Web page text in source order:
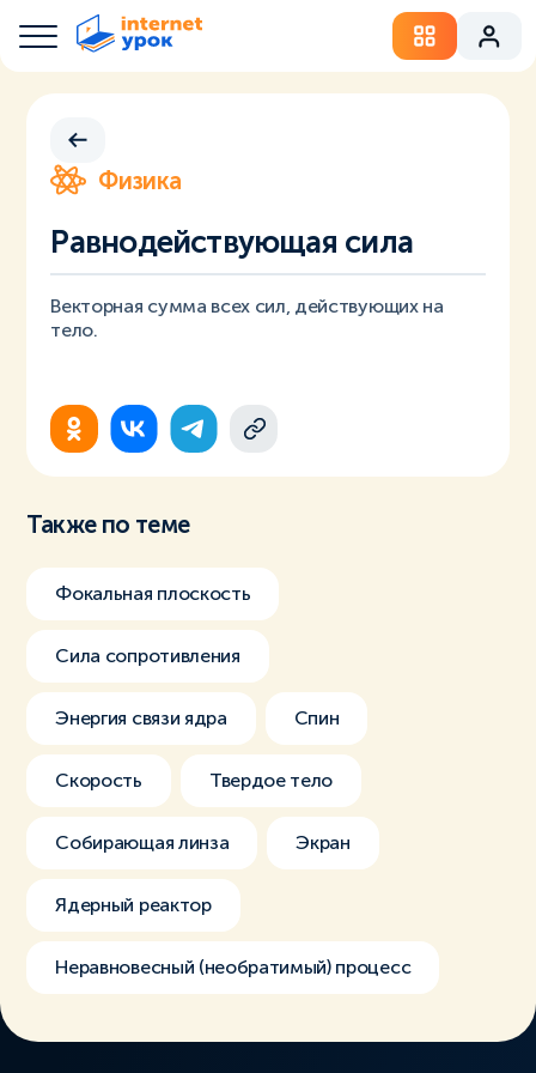
Физика
Равнодействующая сила
Векторная сумма всех сил, действующих на
тело.
Также по теме
Фокальная плоскость
Сила сопротивления
Энергия связи ядра Спин
Скорость Твердое тело
Собирающая линза Экран
Ядерный реактор
Неравновесный (необратимый) процесс